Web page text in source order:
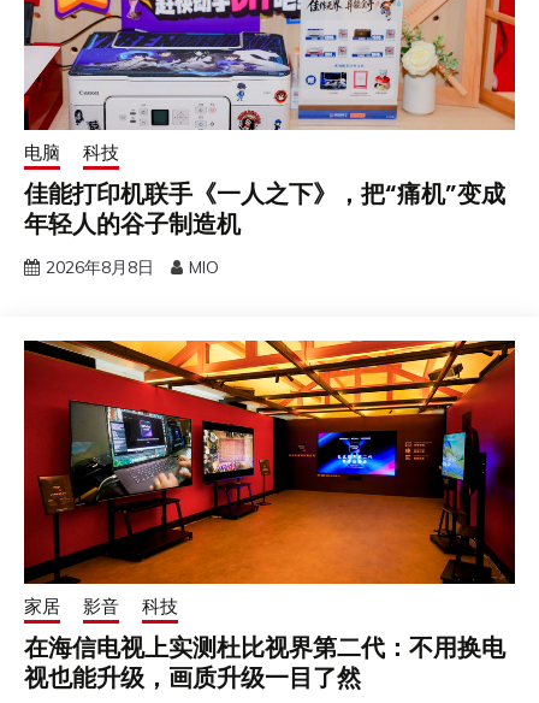
电脑 科技
佳能打印机联手《一人之下》，把“痛机”变成
年轻人的谷子制造机
2026年8月8日 MIO
家居 影音 科技
在海信电视上实测杜比视界第二代：不用换电
视也能升级，画质升级一目了然